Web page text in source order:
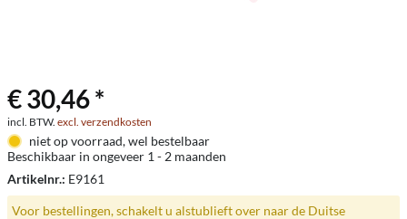
€ 30,46 *
incl. BTW. excl. verzendkosten
niet op voorraad, wel bestelbaar
Beschikbaar in ongeveer 1 - 2 maanden
Artikelnr.: E9161
Voor bestellingen, schakelt u alstublieft over naar de Duitse